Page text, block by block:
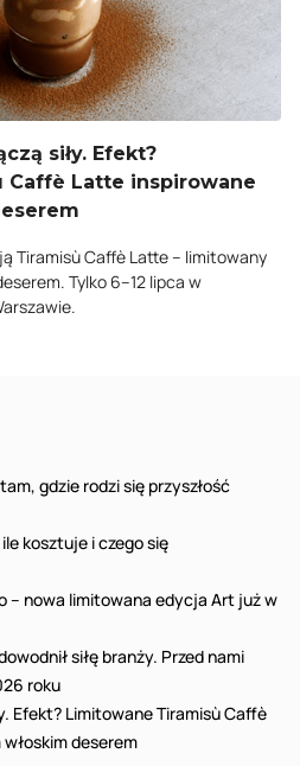
siły. Efekt?
Caffè Latte inspirowane
Tiramisù Caffè Latte – limitowany
Tylko 6–12 lipca w
gdzie rodzi się przyszłość
kosztuje i czego się
– nowa limitowana edycja Art już w
siłę branży. Przed nami
roku
Efekt? Limitowane Tiramisù Caffè
deserem